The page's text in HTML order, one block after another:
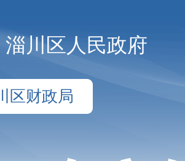
淄川区人民政府
区财政局